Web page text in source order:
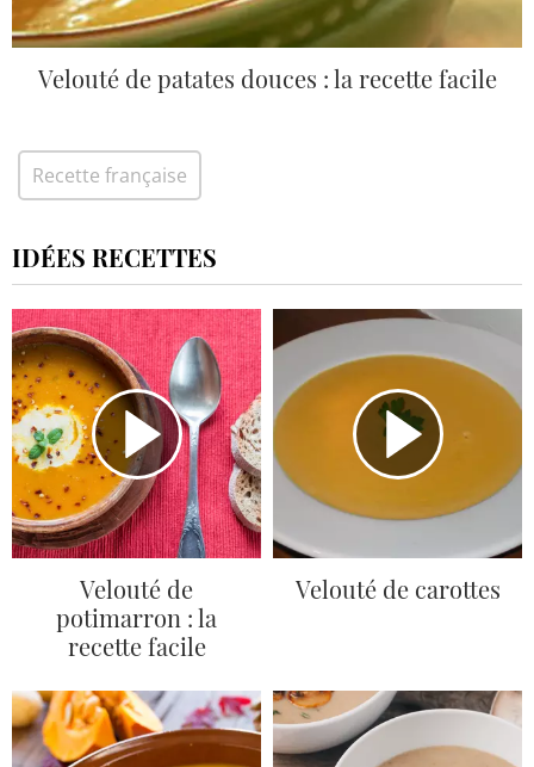
Velouté de patates douces : la recette facile
Recette française
IDÉES RECETTES
Velouté de
potimarron : la
recette facile
Velouté de carottes